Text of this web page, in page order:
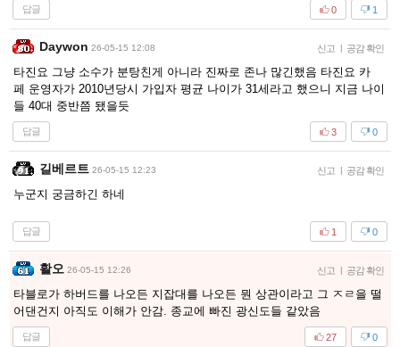
답글 1
0
Daywon 26-05-15 12:08 신고 | 공감 확인
타진요 그냥 소수가 분탕친게 아니라 진짜로 존나 많긴했음 타진요 카
페 운영자가 2010년당시 가입자 평균 나이가 31세라고 했으니 지금 나이
들 40대 중반쯤 됐을듯
답글 0
3
길베르트 26-05-15 12:23 신고 | 공감 확인
누군지 궁금하긴 하네
답글 0
1
활오 26-05-15 12:26 신고 | 공감 확인
타블로가 하버드를 나오든 지잡대를 나오든 뭔 상관이라고 그 ㅈㄹ을 떨
어댄건지 아직도 이해가 안감. 종교에 빠진 광신도들 같았음
답글 0
27